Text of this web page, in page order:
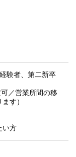
験者、第二新卒
／営業所間の移
す）
い方